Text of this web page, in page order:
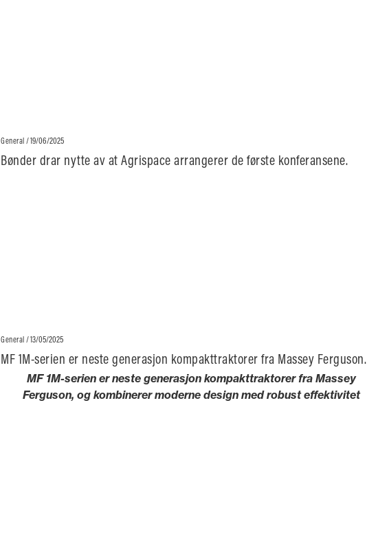
General / 19/06/2025
Bønder drar nytte av at Agrispace arrangerer de første konferansene.
General / 13/05/2025
MF 1M-serien er neste generasjon kompakttraktorer fra Massey Ferguson.
MF 1M-serien er neste generasjon kompakttraktorer fra Massey
Ferguson, og kombinerer moderne design med robust effektivitet